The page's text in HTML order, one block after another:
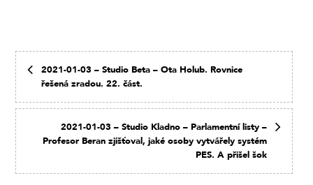
2021-01-03 – Studio Beta – Ota Holub. Rovnice
řešená zradou. 22. část.
2021-01-03 – Studio Kladno – Parlamentní listy –
Profesor Beran zjišťoval, jaké osoby vytvářely systém
PES. A přišel šok